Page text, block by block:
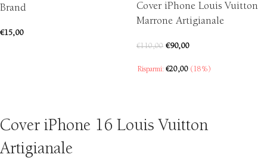
Brand
€15,00
Cover iPhone Louis Vuitton
Marrone Artigianale
€110,00 €90,00
Risparmi: €20,00 (18%)
Cover iPhone 16 Louis Vuitton
Artigianale